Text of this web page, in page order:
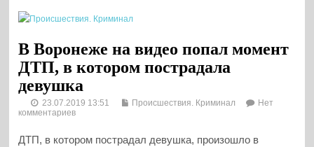
В Воронеже на видео попал момент
ДТП, в котором пострадала
девушка
23.07.2019 13:51 Происшествия. Криминал
Нет
комментариев
ДТП, в котором пострадал девушка, произошло в